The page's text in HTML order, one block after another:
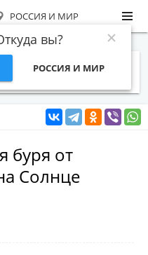
РОССИЯ И МИР
вы?
РОССИЯ И МИР
ФОТО
буря от
Солнце